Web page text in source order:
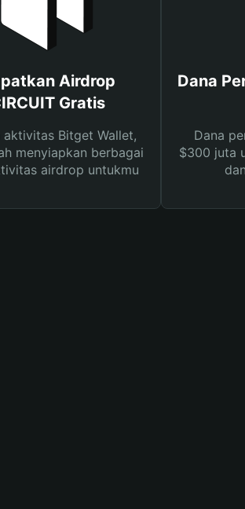
Airdrop
Gratis
aktivitas Bitget Wallet,
menyiapkan berbagai
airdrop untukmu
Dana
Dana
$300 juta